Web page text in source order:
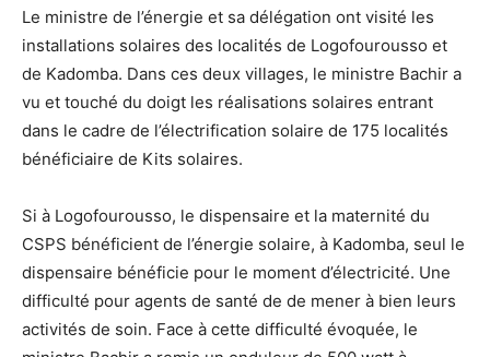
Le ministre de l’énergie et sa délégation ont visité les
installations solaires des localités de Logofourousso et
de Kadomba. Dans ces deux villages, le ministre Bachir a
vu et touché du doigt les réalisations solaires entrant
dans le cadre de l’électrification solaire de 175 localités
bénéficiaire de Kits solaires.
Si à Logofourousso, le dispensaire et la maternité du
CSPS bénéficient de l’énergie solaire, à Kadomba, seul le
dispensaire bénéficie pour le moment d’électricité. Une
difficulté pour agents de santé de de mener à bien leurs
activités de soin. Face à cette difficulté évoquée, le